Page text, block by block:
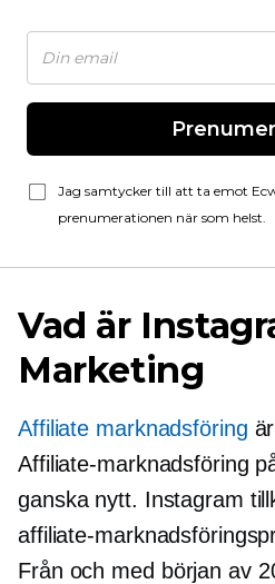
Jag samtycker till att ta emot
prenumerationen när som helst.
Vad är
Marketing
Affiliate marknadsföring
Affiliate-marknadsföring
ganska nytt. Instagram
affiliate-
Från och med början av